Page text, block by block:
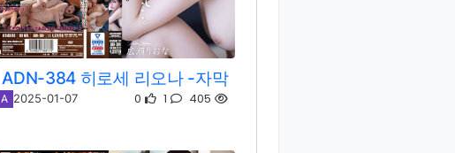
ADN-384 히로세 리오나 -자막
A 2025-01-07 0 1 405